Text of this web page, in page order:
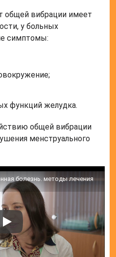
общей вибрации имеет
у больных
симптомы:
функций желудка.
общей вибрации
менструального
болезнь. методы лечения